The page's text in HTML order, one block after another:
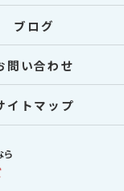
ブログ
問い合わせ
イトマップ